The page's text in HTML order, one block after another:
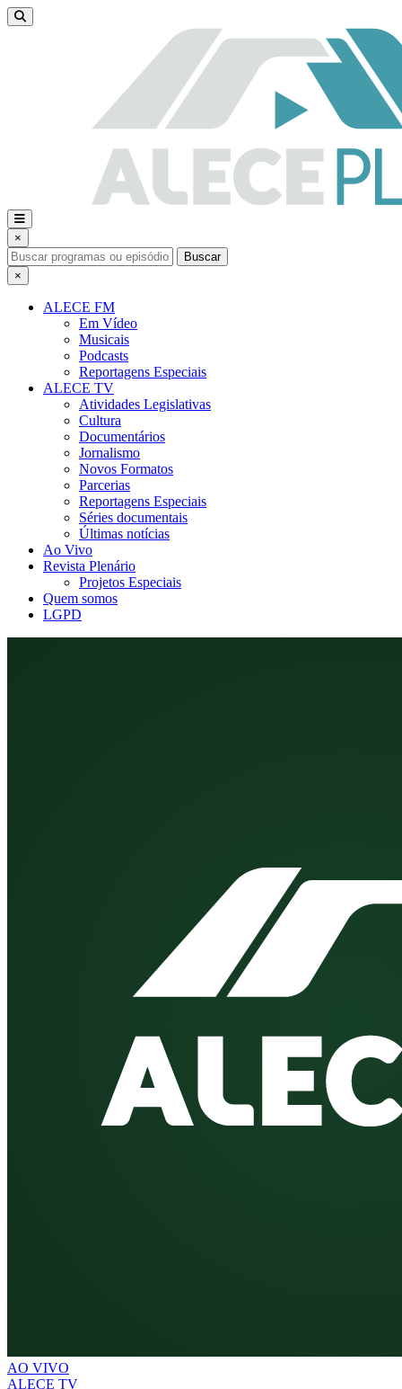
×
Buscar
×
ALECE FM
Em Vídeo
Musicais
Podcasts
Reportagens Especiais
ALECE TV
Atividades Legislativas
Cultura
Documentários
Jornalismo
Novos Formatos
Parcerias
Reportagens Especiais
Séries documentais
Últimas notícias
Ao Vivo
Revista Plenário
Projetos Especiais
Quem somos
LGPD
AO VIVO
ALECE TV